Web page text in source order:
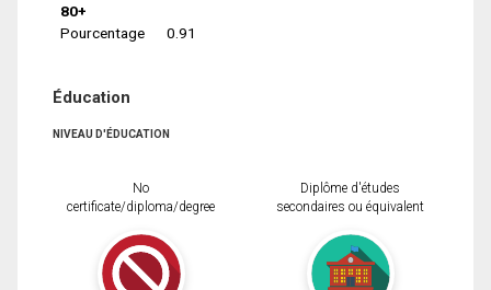
80+
Pourcentage
0.91
Éducation
NIVEAU D'ÉDUCATION
No
certificate/diploma/degree
Diplôme d'études
secondaires ou équivalent